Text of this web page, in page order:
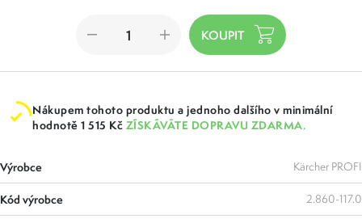
Nákupem tohoto produktu a jednoho dalšího v minimální
hodnotě 1 515 Kč ZÍSKÁVÁTE DOPRAVU ZDARMA.
Výrobce Kärcher PROFI
Kód výrobce 2.860-117.0